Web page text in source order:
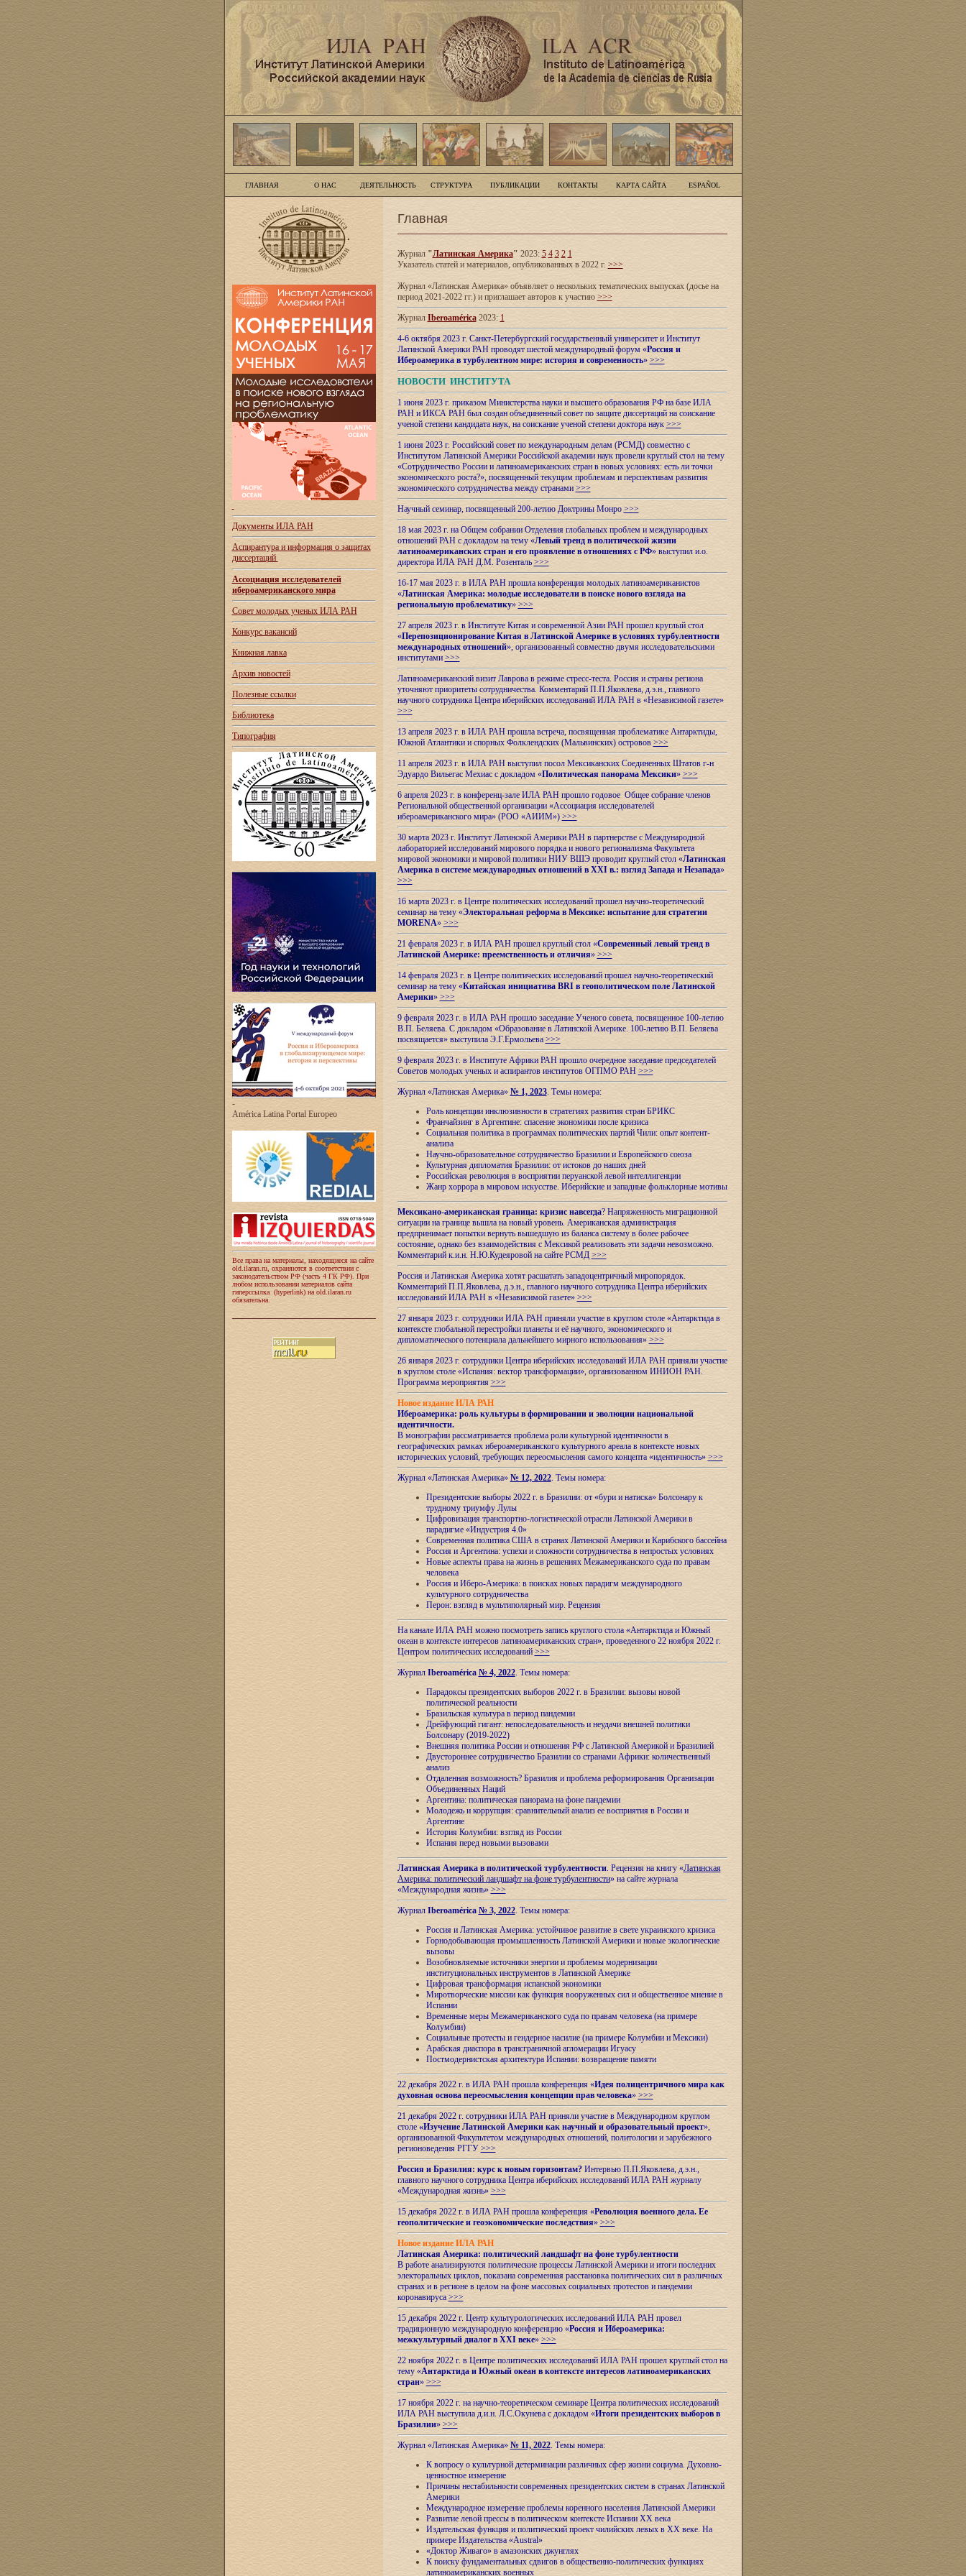
ГЛАВНАЯ О НАС ДЕЯТЕЛЬНОСТЬ СТРУКТУРА ПУБЛИКАЦИИ КОНТАКТЫ КАРТА САЙТА ESPAÑOL
Документы ИЛА РАН
Аспирантура и информация о защитах
диссертаций
Ассоциация исследователей
ибероамериканского мира
Совет молодых ученых ИЛА РАН
Конкурс вакансий
Книжная лавка
Архив новостей
Полезные ссылки
Библиотека
Типография
-
América Latina Portal Europeo
Все права на материалы, находящиеся на сайте
old.ilaran.ru, охраняются в соответствии с
законодательством РФ (часть 4 ГК РФ). При
любом использовании материалов сайта
гиперссылка (hyperlink) на old.ilaran.ru
обязательна.
Главная
Журнал"Латинская Америка" 2023: 5 4 3 2 1
Указатель статей и материалов, опубликованных в 2022 г. >>>
Журнал «Латинская Америка» объявляет о нескольких тематических выпусках (досье на
период 2021-2022 гг.) и приглашает авторов к участию >>>
Журнал Iberoamérica2023: 1
4-6 октября 2023 г. Санкт-Петербургский государственный университет и Институт
Латинской Америки РАН проводят шестой международный форум «Россия и
Ибероамерика в турбулентном мире: история и современность» >>>
НОВОСТИ ИНСТИТУТА
1 июня 2023 г. приказом Министерства науки и высшего образования РФ на базе ИЛА
РАН и ИКСА РАН был создан объединенный совет по защите диссертаций на соискание
ученой степени кандидата наук, на соискание ученой степени доктора наук >>>
1 июня 2023 г. Российский совет по международным делам (РСМД) совместно с
Институтом Латинской Америки Российской академии наук провели круглый стол на тему
«Сотрудничество России и латиноамериканских стран в новых условиях: есть ли точки
экономического роста?», посвященный текущим проблемам и перспективам развития
экономического сотрудничества между странами >>>
Научный семинар, посвященный 200-летию Доктрины Монро>>>
18 мая 2023 г. на Общем собрании Отделения глобальных проблем и международных
отношений РАН с докладом на тему «Левый тренд в политической жизни
латиноамериканских стран и его проявление в отношениях с РФ» выступил и.о.
директора ИЛА РАН Д.М. Розенталь >>>
16-17 мая 2023 г. в ИЛА РАН прошла конференция молодых латиноамериканистов
«Латинская Америка: молодые исследователи в поиске нового взгляда на
региональную проблематику» >>>
27 апреля 2023 г. в Институте Китая и современной Азии РАН прошел круглый стол
«Перепозиционирование Китая в ЛатинскойАмерике в условиях турбулентности
международных отношений», организованный совместно двумя исследовательскими
институтами >>>
Латиноамериканский визит Лаврова в режиме стресс-теста. Россия и страны региона
уточняют приоритеты сотрудничества. Комментарий П.П.Яковлева, д.э.н., главного
научного сотрудника Центра иберийских исследований ИЛА РАН в «Независимой газете»
>>>
13 апреля 2023 г. в ИЛА РАН прошла встреча, посвященная проблематике Антарктиды,
Южной Атлантики и спорных Фолклендских (Мальвинских) островов >>>
11 апреля 2023 г. в ИЛА РАН выступил посол Мексиканских Соединенных Штатов г-н
Эдуардо Вильегас Мехиас c докладом «Политическая панорама Мексики» >>>
6 апреля 2023 г. в конференц-зале ИЛА РАН прошло годовое Общее собрание членов
Региональной общественной организации «Ассоциация исследователей
ибероамериканского мира» (РОО «АИИМ») >>>
30 марта 2023 г. Институт Латинской Америки РАН в партнерстве с Международной
лабораторией исследований мирового порядка и нового регионализма Факультета
мировой экономики и мировой политики НИУ ВШЭ проводит круглый стол «Латинская
Америка в системе международных отношений в XXI в.: взгляд Запада и Незапада»
>>>
16 марта 2023 г. в Центре политических исследований прошел научно-теоретический
семинар на тему «Электоральная реформа в Мексике: испытание для стратегии
MORENA» >>>
21 февраля 2023 г. в ИЛА РАН прошел круглый стол «Современный левый тренд в
Латинской Америке: преемственность и отличия» >>>
14 февраля 2023 г. в Центре политических исследований прошел научно-теоретический
семинар на тему «Китайская инициатива BRI в геополитическом поле Латинской
Америки» >>>
9 февраля 2023 г. в ИЛА РАН прошло заседание Ученого совета, посвященное 100-летию
В.П. Беляева. С докладом «Образование в Латинской Америке. 100-летию В.П. Беляева
посвящается» выступила Э.Г.Ермольева >>>
9 февраля 2023 г. в Институте Африки РАН прошло очередное заседание председателей
Советов молодых ученых и аспирантов институтов ОГПМО РАН >>>
Журнал «Латинская Америка» № 1, 2023. Темы номера:
Роль концепции инклюзивности в стратегиях развития стран БРИКС
Франчайзинг в Аргентине: спасение экономики после кризиса
Социальная политика в программах политических партий Чили: опыт контент-
анализа
Научно-образовательное сотрудничество Бразилии и Европейского союза
Культурная дипломатия Бразилии: от истоков до наших дней
Российская революция в восприятии перуанской левой интеллигенции
Жанр хоррора в мировом искусстве. Иберийские и западные фольклорные мотивы
Мексикано-американская граница: кризис навсегда? Напряженность миграционной
ситуации на границе вышла на новый уровень. Американская администрация
предпринимает попытки вернуть вышедшую из баланса систему в более рабочее
состояние, однако без взаимодействия с Мексикой реализовать эти задачи невозможно.
Комментарий к.и.н. Н.Ю.Кудеяровой на сайте РСМД >>>
Россия и Латинская Америка хотят расшатать западоцентричный миропорядок.
Комментарий П.П.Яковлева, д.э.н., главного научного сотрудника Центра иберийских
исследований ИЛА РАН в «Независимой газете» >>>
27 января 2023 г. сотрудники ИЛА РАН приняли участие в круглом столе «Антарктида в
контексте глобальной перестройки планеты и её научного, экономического и
дипломатического потенциала дальнейшего мирного использования» >>>
26 января 2023 г. сотрудники Центра иберийских исследований ИЛА РАН приняли участие
в круглом столе «Испания: вектор трансформации», организованном ИНИОН РАН.
Программа мероприятия>>>
Новое издание ИЛА РАН
Ибероамерика: роль культуры в формировании и эволюции национальной
идентичности.
В монографии рассматривается проблема роли культурной идентичности в
географических рамках ибероамериканского культурного ареала в контексте новых
исторических условий, требующих переосмысления самого концепта «идентичность» >>>
Журнал «Латинская Америка» № 12, 2022. Темы номера:
Президентские выборы 2022 г. в Бразилии: от «бури и натиска» Болсонару к
трудному триумфу Лулы
Цифровизация транспортно-логистической отрасли Латинской Америки в
парадигме «Индустрия 4.0»
Современная политика США в странах Латинской Америки и Карибского бассейна
Россия и Аргентина: успехи и сложности сотрудничества в непростых условиях
Новые аспекты права на жизнь в решениях Межамериканского суда по правам
человека
Россия и Иберо-Америка: в поисках новых парадигм международного
культурного сотрудничества
Перон: взгляд в мультиполярный мир. Рецензия
На канале ИЛА РАН можно посмотреть запись круглого стола «Антарктида и Южный
океан в контексте интересов латиноамериканских стран», проведенного 22 ноября 2022 г.
Центром политических исследований >>>
Журнал Iberoamérica № 4, 2022. Темы номера:
Парадоксы президентских выборов 2022 г. в Бразилии: вызовы новой
политической реальности
Бразильская культура в период пандемии
Дрейфующий гигант: непоследовательность и неудачи внешней политики
Болсонару (2019-2022)
Внешняя политика России и отношения РФ с Латинской Америкой и Бразилией
Двустороннее сотрудничество Бразилии со странами Африки: количественный
анализ
Отдаленная возможность? Бразилия и проблема реформирования Организации
Объединенных Наций
Аргентина: политическая панорама на фоне пандемии
Молодежь и коррупция: сравнительный анализ ee восприятия в России и
Аргентине
История Колумбии: взгляд из России
Испания перед новыми вызовами
Латинская Америка в политической турбулентности. Рецензия на книгу «Латинская
Америка: политический ландшафт на фоне турбулентности» на сайте журнала
«Международная жизнь» >>>
Журнал Iberoamérica № 3, 2022. Темы номера:
Россия и Латинская Америка: устойчивое развитие в свете украинского кризиса
Горнодобывающая промышленность Латинской Америки и новые экологические
вызовы
Возобновляемые источники энергии и проблемы модернизации
институциональных инструментов в Латинской Америке
Цифровая трансформация испанской экономики
Миротворческие миссии как функция вооруженных сил и общественное мнение в
Испании
Временные меры Межамериканского суда по правам человека (на примере
Колумбии)
Социальные протесты и гендерное насилие (на примере Колумбии и Мексики)
Арабская диаспора в трансграничной агломерации Игуасу
Постмодернистская архитектура Испании: возвращение памяти
22 декабря 2022 г. в ИЛА РАН прошла конференция «Идея полицентричного мира как
духовная основа переосмысления концепции прав человека» >>>
21 декабря 2022 г. сотрудники ИЛА РАН приняли участие в Международном круглом
столе «Изучение Латинской Америки как научный и образовательный проект»,
организованной Факультетом международных отношений, политологии и зарубежного
регионоведения РГГУ >>>
Россия и Бразилия: курс к новым горизонтам?Интервью П.П.Яковлева, д.э.н.,
главного научного сотрудника Центра иберийских исследований ИЛА РАН журналу
«Международная жизнь» >>>
15 декабря 2022 г. в ИЛА РАН прошла конференция «Революция военного дела. Ее
геополитические и геоэкономические последствия» >>>
Новое издание ИЛА РАН
Латинская Америка: политический ландшафт на фоне турбулентности
В работе анализируются политические процессы Латинской Америки и итоги последних
электоральных циклов, показана современная расстановка политических сил в различных
странах и в регионе в целом на фоне массовых социальных протестов и пандемии
коронавируса >>>
15 декабря 2022 г. Центр культурологических исследований ИЛА РАН провел
традиционную международную конференцию «Россия и Ибероамерика:
межкультурный диалог в XXI веке» >>>
22 ноября 2022 г. в Центре политических исследований ИЛА РАН прошел круглый стол на
тему «Антарктида и Южный океан в контексте интересов латиноамериканских
стран» >>>
17 ноября 2022 г. на научно-теоретическом семинаре Центра политических исследований
ИЛА РАН выступила д.и.н. Л.С.Окунева с докладом «Итоги президентских выборов в
Бразилии» >>>
Журнал «Латинская Америка» № 11, 2022. Темы номера:
К вопросу о культурной детерминации различных сфер жизни социума. Духовно-
ценностное измерение
Причины нестабильности современных президентских систем в странах Латинской
Америки
Международное измерение проблемы коренного населения Латинской Америки
Развитие левой прессы в политическом контексте Испании XX века
Издательская функция и политический проект чилийских левых в XX веке. На
примере Издательства «Austral»
«Доктор Живаго» в амазонских джунглях
К поиску фундаментальных сдвигов в общественно-политических функциях
латиноамериканских военных